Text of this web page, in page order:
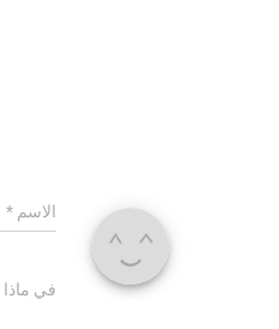
الاسم *
في